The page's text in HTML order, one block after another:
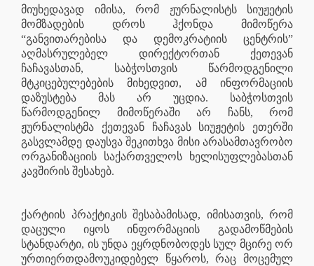
მიუხედავად იმისა, რომ ჟურნალისტს სიუჟეტის
მომზადების დროს ჰქონდა მიმოწერა
“განვითარებისა და დემოკრატიის ცენტრის”
აღმასრულებელ დირექტორთან ქეთევან
ჩაჩავასთან, საბჭოსთვის წარმოდგენილი
მტკიცებულებების მიხედვით, ამ ინფორმაციის
დაზუსტება მას არ უცდია. საბჭოსთვის
წარმოდგენილ მიმოწერაში არ ჩანს, რომ
ჟურნალისტმა ქეთევან ჩაჩავას სიუჟეტის ეთერში
გასვლამდე დაუსვა შეკითხვა მისი არასამთავრობო
ორგანიზაციის საქართველოს ხელისუფლებასთან
კავშირის შესახებ.
ქარტიის პრაქტიკის შესაბამისად, იმისათვის, რომ
დაცული იყოს ინფორმაციის გადამოწმების
სტანდარტი, ის უნდა ეყრდნობოდეს სულ მცირე ორ
ურთიერთდამოუკიდებელ წყაროს, რაც მოცემულ